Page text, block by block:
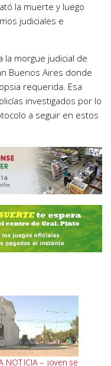
la muerte y luego
judiciales e
la morgue judicial de
Buenos Aires donde
requerida. Esa
investigados por lo
a seguir en estos
NOTICIA – joven se